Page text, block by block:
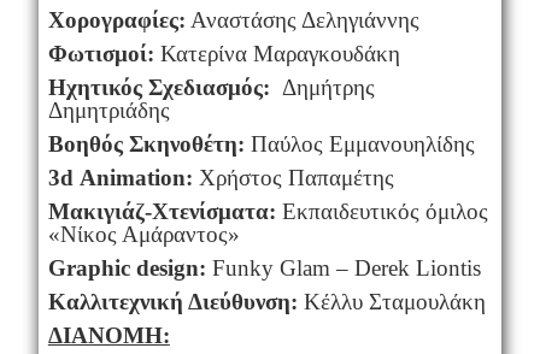
Χορογραφίες: Αναστάσης Δεληγιάννης
Φωτισμοί: Κατερίνα Μαραγκουδάκη
Ηχητικός Σχεδιασμός: Δημήτρης
Δημητριάδης
Βοηθός Σκηνοθέτη: Παύλος Εμμανουηλίδης
3d Animation: Χρήστος Παπαμέτης
Μακιγιάζ-Χτενίσματα: Εκπαιδευτικός όμιλος
«Νίκος Αμάραντος»
Graphic design: Funky Glam – Derek Liontis
Καλλιτεχνική Διεύθυνση: Κέλλυ Σταμουλάκη
ΔΙΑΝΟΜΗ: